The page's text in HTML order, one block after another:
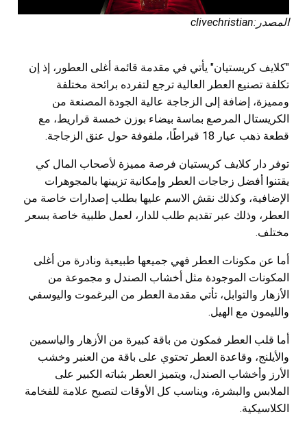
المصدر:clivechristian
"كلايف كريستيان" يأتي في مقدمة قائمة أغلى العطور، إذ إن
تكلفة تصنيع العطر العالية ترجع لتفرده برائحة مختلفة
ومميزة، إضافة إلى الزجاجة عالية الجودة المصنعة من
الكريستال المرصع بماسة بيضاء بوزن خمسة قراريط، مع
قطعة ذهب عيار 18 قيراطًا، ملفوفة حول عنق الزجاجة.
توفر دار كلايف كريستيان فرصة مميزة لأصحاب المال كي
يقتنوا أفضل زجاجات العطر وإمكانية تزيينها بالمجوهرات
الإضافية، وكذلك نقش الاسم عليها بطلب إصدارات خاصة من
العطر، وذلك عبر تقديم طلب للدار، لعمل طلبية خاصة بسعر
مختلف.
أما عن مكونات العطر فهي جميعها طبيعية ونادرة من أغلى
المكونات الموجودة مثل أخشاب الصندل و مجموعة من
الأزهار والتوابل، تأتي مقدمة العطر من البرغموت واليوسفي
والليمون مع الهيل.
أما قلب العطر فمكون من باقة كبيرة من الأزهار والياسمين
والأيلنج، وقاعدة العطر تحتوي على باقة من العنبر وخشب
الأرز وأخشاب الصندل، ويتميز العطر بثباته الكبير على
الملابس والبشرة، ويناسب كل الأوقات لتصبح علامة للفخامة
الكلاسيكية.